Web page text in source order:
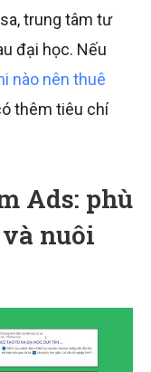
trung tâm tư
đại học. Nếu
nào nên thuê
thêm tiêu chí
Ads: phù
nuôi